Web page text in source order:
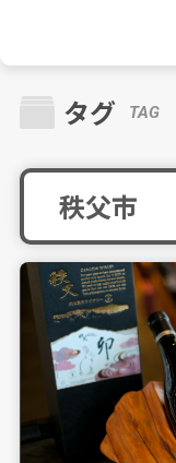
タグ TAG
秩父市